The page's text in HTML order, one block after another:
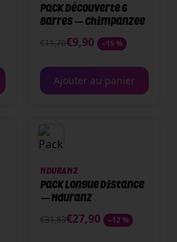
Pack Découverte 6
Barres — Chimpanzee
€11,70€9,90 −15 %
Ajouter au panier
PACK
NDURANZ
Pack Longue Distance
— Nduranz
€31,83€27,90 −12 %